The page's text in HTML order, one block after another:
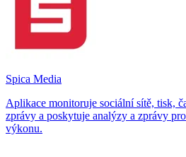
Spica Media
Aplikace monitoruje sociální sítě, tisk,
zprávy a poskytuje analýzy a zprávy
výkonu.